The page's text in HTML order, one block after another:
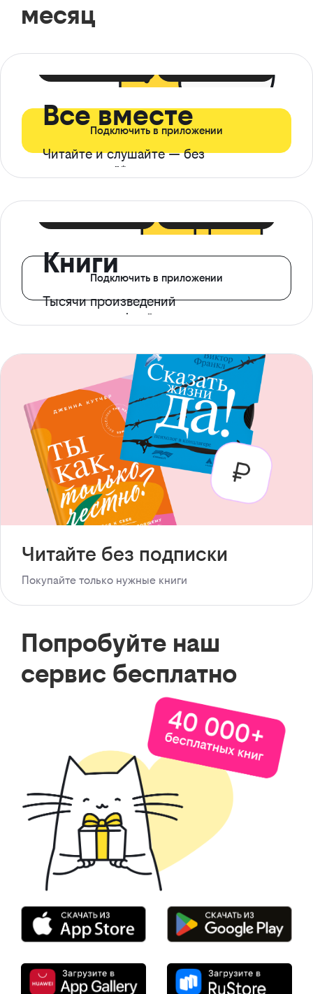
месяц
Все вместе
Читайте и слушайте — без
ограничений*
Подключить в приложении
Книги
Тысячи произведений
с доступом офлайн
Подключить в приложении
Читайте без подписки
Покупайте только нужные книги
Попробуйте наш
сервис бесплатно